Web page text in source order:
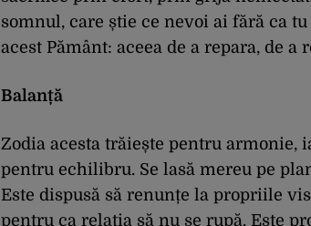
somnul, care știe ce nevoi ai fără ca
acest Pământ: aceea de a repara, de
Balanță
Zodia acesta trăiește pentru armonie,
pentru echilibru. Se lasă mereu pe
Este dispusă să renunțe la propriile
pentru ca relația să nu se rupă. Este